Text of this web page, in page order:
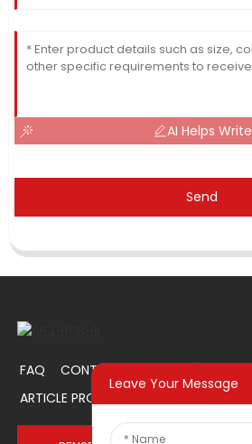
AI Helps Write
Send
FAQ CONTACTEZ-NOUS
ARTICLE PROMOTIONNEL
Leave Your Message